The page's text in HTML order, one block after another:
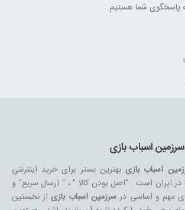
اسباب بازی
اسباب بازیبهترین بستر برای خرید اینترنتی
در ایران است . "اصل بودن کالا " ، " ارسال سریع" و
مهم و اساسی در سرزمین اسباب بازیاز نخستین